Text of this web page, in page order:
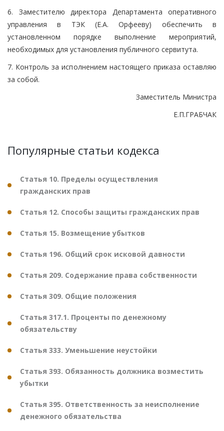
6. Заместителю директора Департамента оперативного
управления в ТЭК (Е.А. Орфееву) обеспечить в
установленном порядке выполнение мероприятий,
необходимых для установления публичного сервитута.
7. Контроль за исполнением настоящего приказа оставляю
за собой.
Заместитель Министра
Е.П.ГРАБЧАК
Популярные статьи кодекса
Статья 10. Пределы осуществления
гражданских прав
Статья 12. Способы защиты гражданских прав
Статья 15. Возмещение убытков
Статья 196. Общий срок исковой давности
Статья 209. Содержание права собственности
Статья 309. Общие положения
Статья 317.1. Проценты по денежному
обязательству
Статья 333. Уменьшение неустойки
Статья 393. Обязанность должника возместить
убытки
Статья 395. Ответственность за неисполнение
денежного обязательства